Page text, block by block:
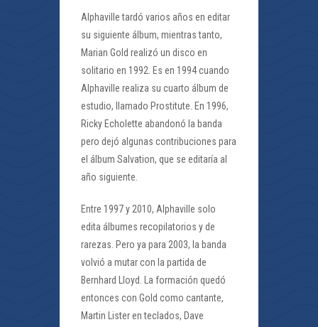
Alphaville tardó varios años en editar
su siguiente álbum, mientras tanto,
Marian Gold realizó un disco en
solitario en 1992. Es en 1994 cuando
Alphaville realiza su cuarto álbum de
estudio, llamado Prostitute. En 1996,
Ricky Echolette abandonó la banda
pero dejó algunas contribuciones para
el álbum Salvation, que se editaría al
año siguiente.
Entre 1997 y 2010, Alphaville solo
edita álbumes recopilatorios y de
rarezas. Pero ya para 2003, la banda
volvió a mutar con la partida de
Bernhard Lloyd. La formación quedó
entonces con Gold como cantante,
Martin Lister en teclados, Dave